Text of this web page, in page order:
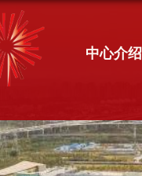
中心介绍